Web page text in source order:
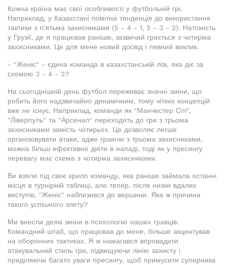
Кожна країна має свої особливості у футбольній грі.
Наприклад, у Казахстані помітна тенденція до використання
тактики з п'ятьма захисниками (5 - 4 - 1, 5 - 3 - 2). Натомість
у Грузії, де я працював раніше, зазвичай грається з чотирма
захисниками. Це для мене новий досвід і певний виклик.
- "Женіс" - єдина команда в казахстанській лізі, яка діє за
схемою 3 - 4 - 3?
На сьогоднішній день футбол переживає значні зміни, що
робить його надзвичайно динамічним, тому чітких концепцій
вже не існує. Наприклад, команди як "Манчестер Сіті",
"Ліверпуль" та "Арсенал" переходять до гри з трьома
захисниками замість чотирьох. Це дозволяє легше
організовувати атаки, адже граючи з трьома захисниками,
можна більш ефективно діяти в нападі, тоді як у пресингу
перевагу має схема з чотирма захисниками.
Ви взяли під своє крило команду, яка раніше займала останні
місця в турнірній таблиці, але тепер, після низки вдалих
виступів, "Женіс" наблизився до вершини. Яка ж причина
такого успішного злету?
Ми внесли деякі зміни в психологію наших гравців.
Командний штаб, що працював до мене, більше акцентував
на оборонних тактиках. Я ж намагався впровадити
атакувальний стиль гри, підвищуючи лінію захисту і
приділяючи багато уваги пресингу, щоб примусити суперника